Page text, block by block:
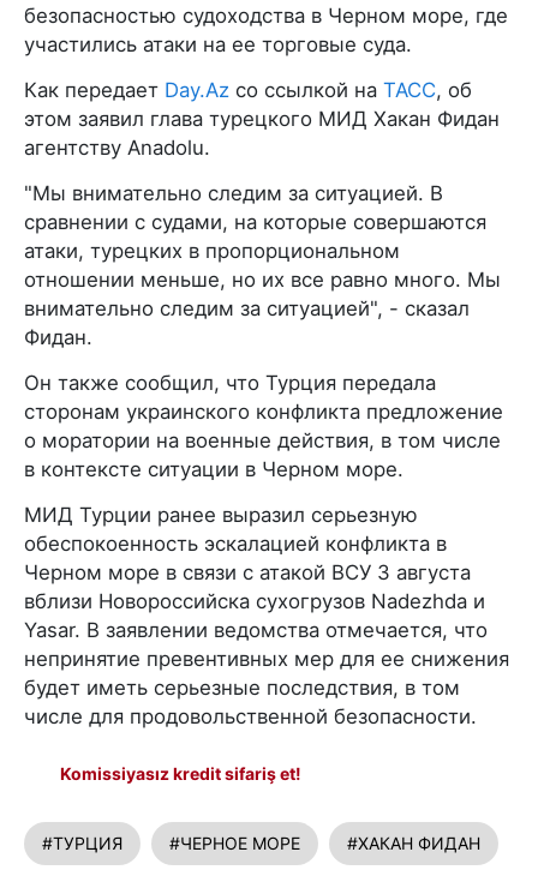
безопасностью судоходства в Черном море, где
участились атаки на ее торговые суда.
Как передает Day.Az со ссылкой на ТАСС, об
этом заявил глава турецкого МИД Хакан Фидан
агентству Anadolu.
"Мы внимательно следим за ситуацией. В
сравнении с судами, на которые совершаются
атаки, турецких в пропорциональном
отношении меньше, но их все равно много. Мы
внимательно следим за ситуацией", - сказал
Фидан.
Он также сообщил, что Турция передала
сторонам украинского конфликта предложение
о моратории на военные действия, в том числе
в контексте ситуации в Черном море.
МИД Турции ранее выразил серьезную
обеспокоенность эскалацией конфликта в
Черном море в связи с атакой ВСУ 3 августа
вблизи Новороссийска сухогрузов Nadezhda и
Yasar. В заявлении ведомства отмечается, что
непринятие превентивных мер для ее снижения
будет иметь серьезные последствия, в том
числе для продовольственной безопасности.
Komissiyasız kredit sifariş et!
#ТУРЦИЯ #ЧЕРНОЕ МОРЕ #ХАКАН ФИДАН